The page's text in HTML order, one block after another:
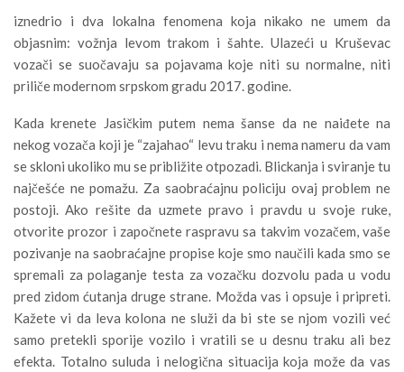
iznedrio i dva lokalna fenomena koja nikako ne umem da
objasnim: vožnja levom trakom i šahte. Ulazeći u Kruševac
vozači se suočavaju sa pojavama koje niti su normalne, niti
priliče modernom srpskom gradu 2017. godine.
Kada krenete Jasičkim putem nema šanse da ne naiđete na
nekog vozača koji je “zajahao“ levu traku i nema nameru da vam
se skloni ukoliko mu se približite otpozadi. Blickanja i sviranje tu
najčešće ne pomažu. Za saobraćajnu policiju ovaj problem ne
postoji. Ako rešite da uzmete pravo i pravdu u svoje ruke,
otvorite prozor i započnete raspravu sa takvim vozačem, vaše
pozivanje na saobraćajne propise koje smo naučili kada smo se
spremali za polaganje testa za vozačku dozvolu pada u vodu
pred zidom ćutanja druge strane. Možda vas i opsuje i pripreti.
Kažete vi da leva kolona ne služi da bi ste se njom vozili već
samo pretekli sporije vozilo i vratili se u desnu traku ali bez
efekta. Totalno suluda i nelogična situacija koja može da vas